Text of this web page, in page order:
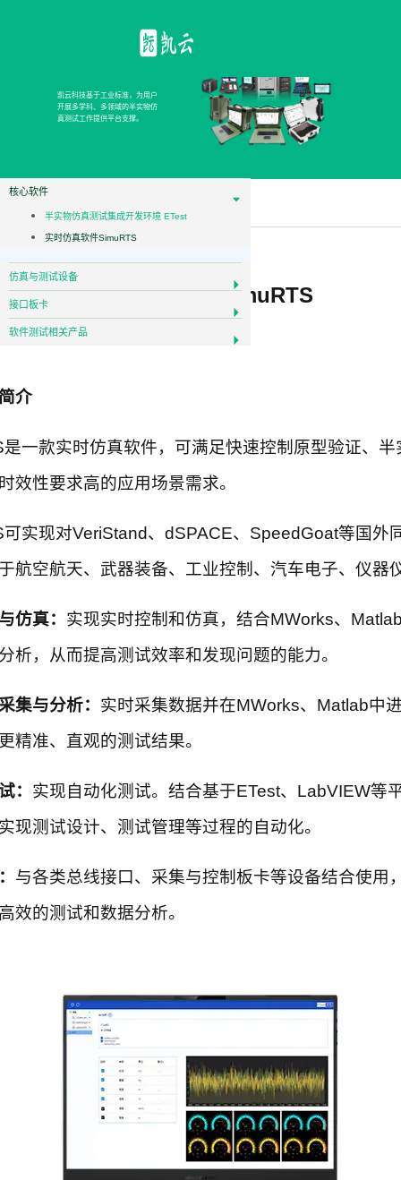
凯云科技基于工业标准，为用户
开展多学科、多领域的半实物仿
真测试工作提供平台支撑。
核心软件
半实物仿真测试集成开发环境 ETest
实时仿真软件SimuRTS
仿真与测试设备
接口板卡
软件测试相关产品
实时仿真软件SimuRTS
介
款实时仿真软件，可满足快速控制原型验证、半
效性要求高的应用场景需求。
现对VeriStand、dSPACE、SpeedGoat等国外
航空航天、武器装备、工业控制、汽车电子、仪器
真： 实现实时控制和仿真，结合MWorks、
析，从而提高测试效率和发现问题的能力。
与分析： 实时采集数据并在MWorks、Matlab中
精准、直观的测试结果。
实现自动化测试。结合基于ETest、LabVIEW等
现测试设计、测试管理等过程的自动化。
与各类总线接口、采集与控制板卡等设备结合使用
效的测试和数据分析。